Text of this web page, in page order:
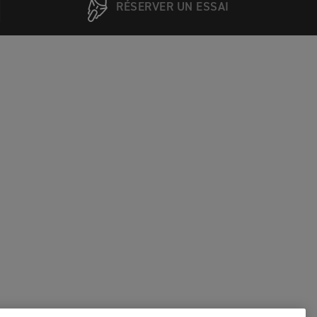
RÉSERVER UN ESSAI